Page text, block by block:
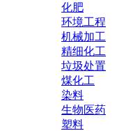
化肥
环境工程
机械加工
精细化工
垃圾处置
煤化工
染料
生物医药
塑料